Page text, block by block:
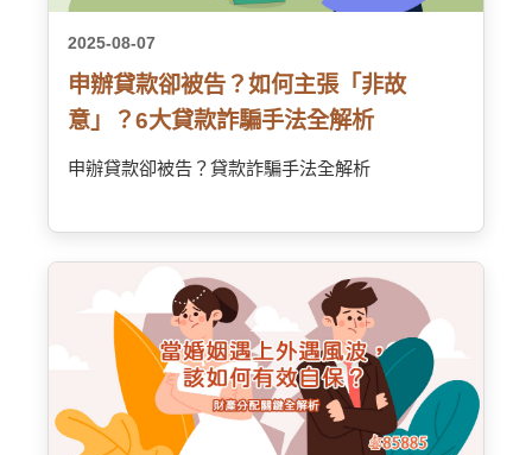
2025-08-07
申辦貸款卻被告？如何主張「非故
意」？6大貸款詐騙手法全解析
申辦貸款卻被告？貸款詐騙手法全解析